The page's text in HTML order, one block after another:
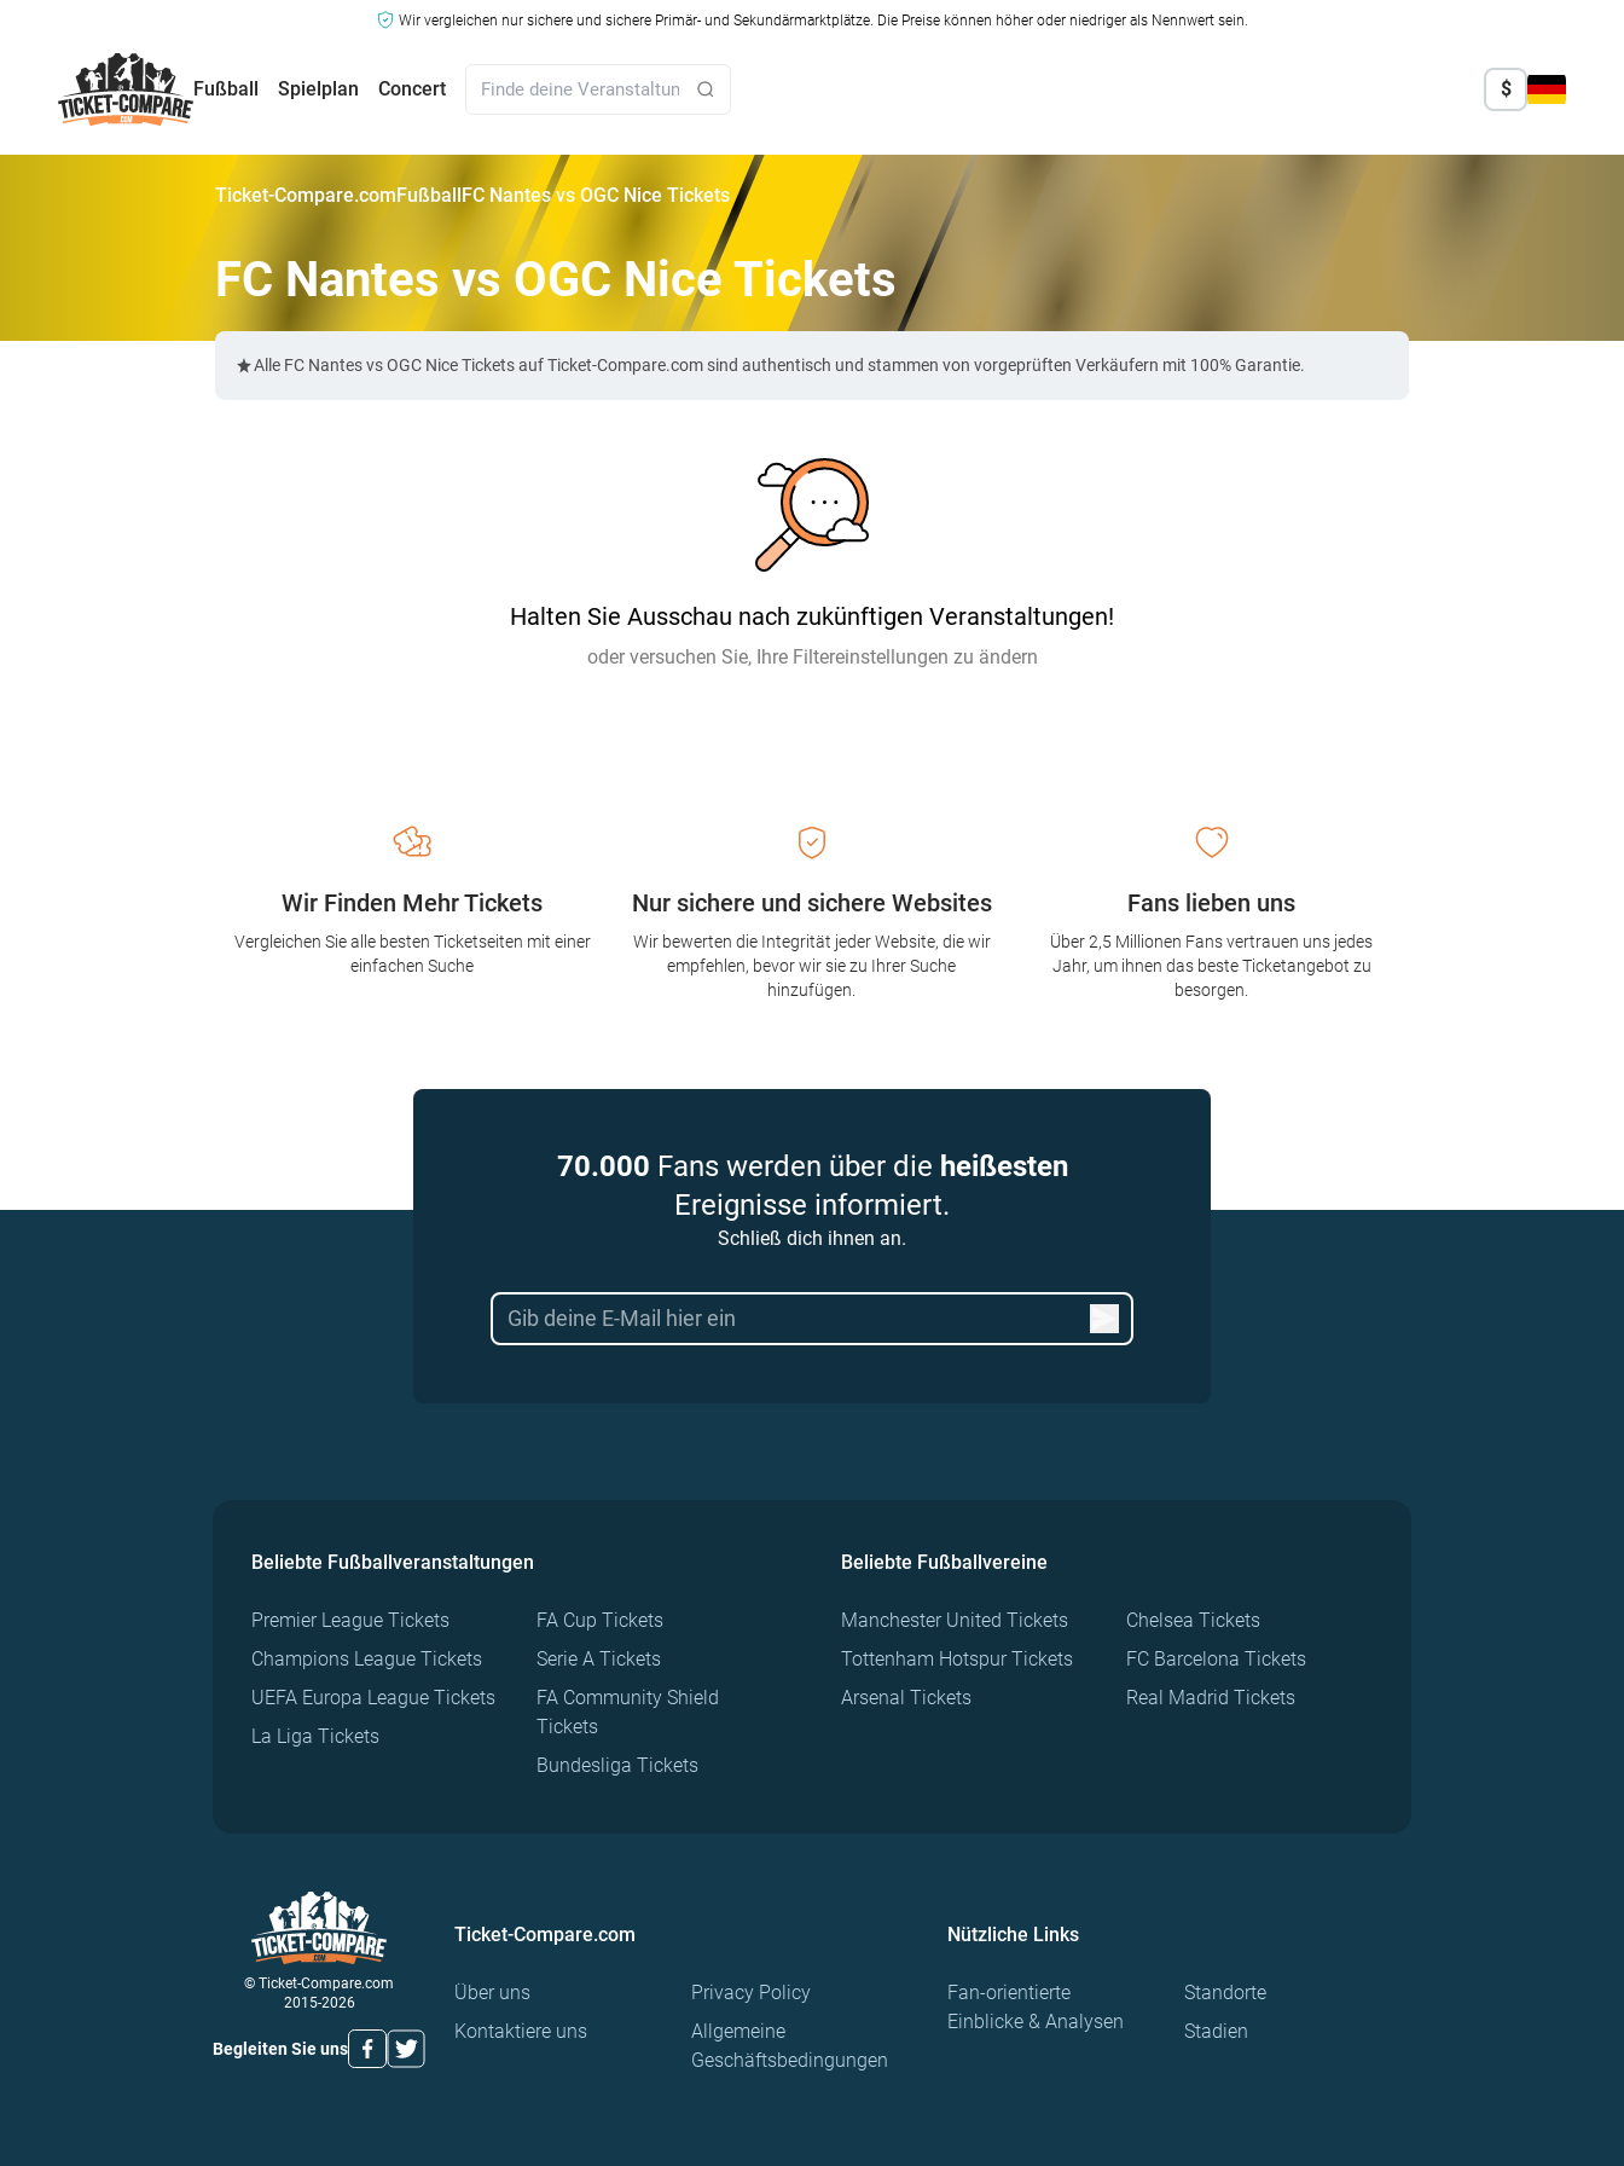
Wir vergleichen nur sichere und sichere Primär- und Sekundärmarktplätze. Die Preise können höher oder niedriger als Nennwert sein.
Fußball Spielplan Concert $
Ticket-Compare.comFußballFC Nantes vs OGC Nice Tickets
FC Nantes vs OGC Nice Tickets
Alle FC Nantes vs OGC Nice Tickets auf Ticket-Compare.com sind authentisch und stammen von vorgeprüften Verkäufern mit 100% Garantie.
Halten Sie Ausschau nach zukünftigen Veranstaltungen!
oder versuchen Sie, Ihre Filtereinstellungen zu ändern
Nur sichere und sichere Websites
Wir bewerten die Integrität jeder Website, die wir
empfehlen, bevor wir sie zu Ihrer Suche
hinzufügen.
Wir Finden Mehr Tickets
Vergleichen Sie alle besten Ticketseiten mit einer
einfachen Suche
Fans lieben uns
Über 2,5 Millionen Fans vertrauen uns jedes
Jahr, um ihnen das beste Ticketangebot zu
besorgen.
70.000 Fans werden über die heißesten
Ereignisse informiert.
Schließ dich ihnen an.
Beliebte Fußballveranstaltungen
Premier League Tickets
Champions League Tickets
UEFA Europa League Tickets
La Liga Tickets
FA Cup Tickets
Serie A Tickets
FA Community Shield
Tickets
Bundesliga Tickets
Beliebte Fußballvereine
Manchester United Tickets
Tottenham Hotspur Tickets
Arsenal Tickets
Chelsea Tickets
FC Barcelona Tickets
Real Madrid Tickets
© Ticket-Compare.com
2015-2026
Begleiten Sie uns
Ticket-Compare.com
Über uns
Kontaktiere uns
Privacy Policy
Allgemeine
Geschäftsbedingungen
Nützliche Links
Fan-orientierte
Einblicke & Analysen
Standorte
Stadien